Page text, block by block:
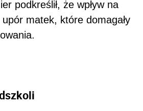
podkreślił, że wpływ na
upór matek, które domagały